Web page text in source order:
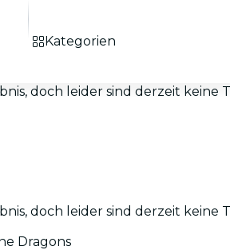
Kategorien
doch leider sind derzeit keine
doch leider sind derzeit keine
Dragons